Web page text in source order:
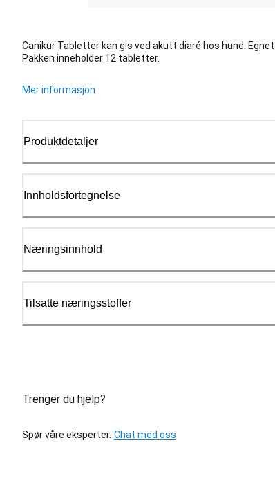
Canikur Tabletter kan gis ved akutt diaré hos hund.
Pakken inneholder 12 tabletter.
Mer informasjon
Produktdetaljer
Innholdsfortegnelse
Næringsinnhold
Tilsatte næringsstoffer
Trenger du hjelp?
Spør våre eksperter. Chat med oss